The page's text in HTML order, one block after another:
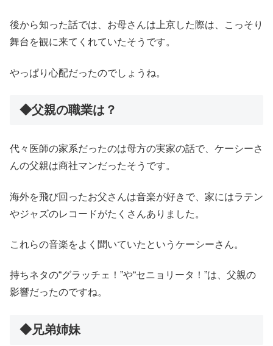
後から知った話では、お母さんは上京した際は、こっそり
舞台を観に来てくれていたそうです。
やっぱり心配だったのでしょうね。
◆父親の職業は？
代々医師の家系だったのは母方の実家の話で、ケーシーさ
んの父親は商社マンだったそうです。
海外を飛び回ったお父さんは音楽が好きで、家にはラテン
やジャズのレコードがたくさんありました。
これらの音楽をよく聞いていたというケーシーさん。
持ちネタの“グラッチェ！”や“セニョリータ！”は、父親の
影響だったのですね。
◆兄弟姉妹